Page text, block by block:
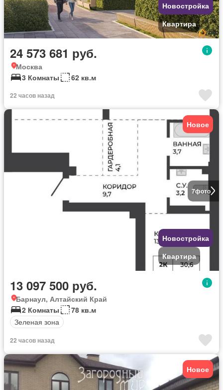
Новостройка
Квартира
24 573 681 руб.
Москва
3 Комнаты
62 кв.м
22 часов назад
7фото
Новое
Новостройка
Квартира
13 097 500 руб.
Барнаул, Алтайский Край
2 Комнаты
78 кв.м
Зеленая зона
22 часов назад
Новое